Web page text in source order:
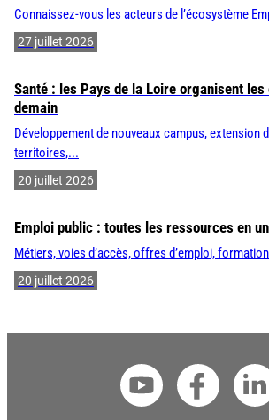
Connaissez-vous les acteurs de l’écosystème
27 juillet 2026
Santé : les Pays de la Loire organisent les
demain
Développement de nouveaux campus, extension
territoires,...
20 juillet 2026
Emploi public : toutes les ressources en
Métiers, voies d’accès, offres d’emploi,
20 juillet 2026